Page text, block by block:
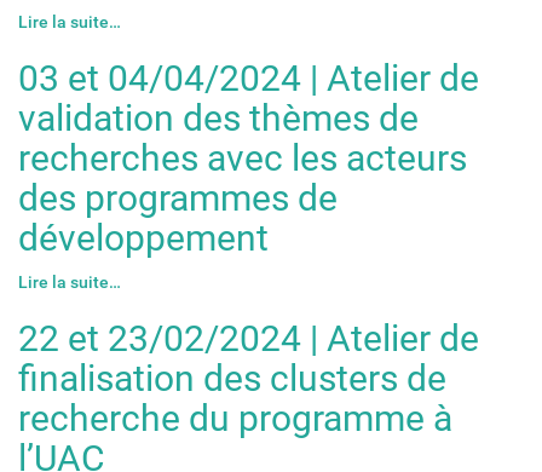
Lire la suite…
03 et 04/04/2024 | Atelier de
validation des thèmes de
recherches avec les acteurs
des programmes de
développement
Lire la suite…
22 et 23/02/2024 | Atelier de
finalisation des clusters de
recherche du programme à
l’UAC